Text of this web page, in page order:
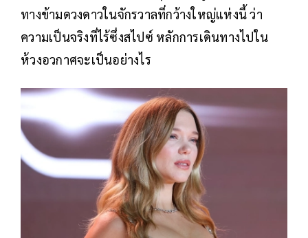
ทางข้ามดวงดาวในจักรวาลที่กว้างใหญ่แห่งนี้ ว่า
ความเป็นจริงที่ไร้ซึ่งสไปซ์ หลักการเดินทางไปใน
ห้วงอวกาศจะเป็นอย่างไร